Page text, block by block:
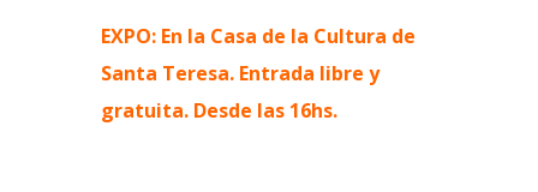
EXPO: En la Casa de la Cultura de
Santa Teresa. Entrada libre y
gratuita. Desde las 16hs.